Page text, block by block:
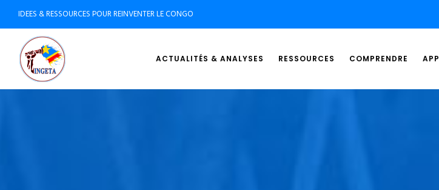
IDEES & RESSOURCES POUR REINVENTER LE CONGO
ACTUALITÉS & ANALYSES RESSOURCES COMPRENDRE